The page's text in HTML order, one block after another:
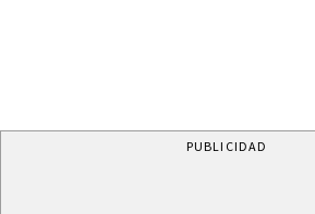
PUBLICIDAD